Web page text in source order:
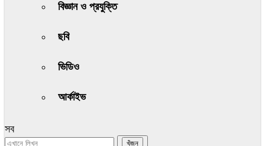
বিজ্ঞান ও প্রযুক্তি
ছবি
ভিডিও
আর্কাইভ
সব